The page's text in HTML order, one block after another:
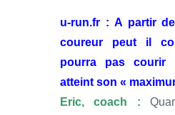
u-run.fr : A partir
coureur peut il
pourra pas courir
atteint son «
Eric, coach :